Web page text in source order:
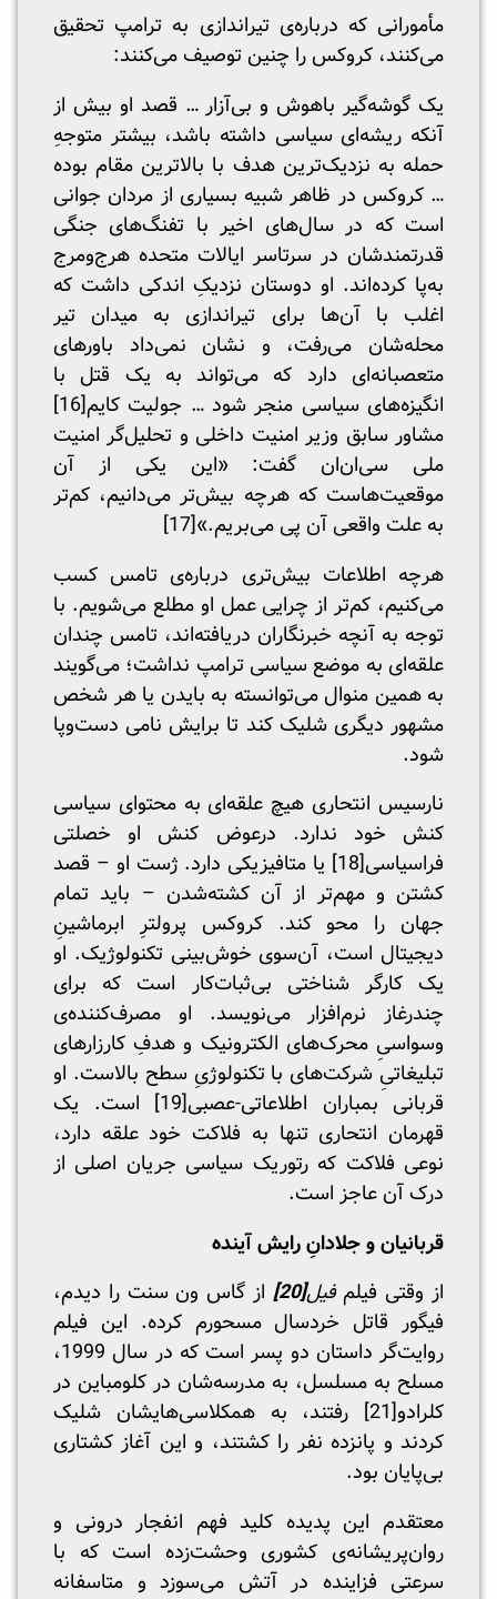
مأمورانی که درباره‌ی تیراندازی به ترامپ تحقیق
می‌کنند، کروکس را چنین توصیف می‌کنند:
یک گوشه‌گیر باهوش و بی‌آزار … قصد او بیش از
آنکه ریشه‌ای سیاسی داشته باشد، بیشتر متوجهِ
حمله به نزدیک‌ترین هدف با بالاترین مقام بوده
… کروکس در ظاهر شبیه بسیاری از مردان جوانی
است که در سال‌های اخیر با تفنگ‌های جنگی
قدرتمندشان در سرتاسر ایالات متحده هرج‌ومرج
به‌پا کرده‌اند. او دوستان نزدیکِ اندکی داشت که
اغلب با آن‌ها برای تیراندازی به میدان تیر
محله‌شان می‌رفت، و نشان نمی‌داد باورهای
متعصبانه‌ای دارد که می‌تواند به یک قتل با
انگیزه‌های سیاسی منجر شود … جولیت کایم[16]
مشاور سابق وزیر امنیت داخلی و تحلیل‌گر امنیت
ملی سی‌ان‌ان گفت: «این یکی از آن
موقعیت‌هاست که هرچه بیش‌تر می‌دانیم، کم‌تر
به علت واقعی آن پی می‌بریم.»[17]
هرچه اطلاعات بیش‌تری درباره‌ی تامس کسب
می‌کنیم، کم‌تر از چرایی عمل او مطلع می‌شویم. با
توجه به آنچه خبرنگاران دریافته‌اند، تامس چندان
علقه‌ای به موضع سیاسی ترامپ نداشت؛ می‌گویند
به همین منوال می‌توانسته به بایدن یا هر شخص
مشهور دیگری شلیک کند تا برایش نامی دست‌وپا
شود.
نارسیس انتحاری هیچ علقه‌ای به محتوای سیاسی
کنش خود ندارد. درعوض کنش او خصلتی
فراسیاسی[18]
یا متافیزیکی دارد. ژست او – قصد
کشتن و مهم‌تر از آن کشته‌شدن – باید تمام
جهان را محو کند. کروکس پرولترِ ابرماشینِ
دیجیتال است، آن‌سوی خوش‌بینی تکنولوژیک. او
یک کارگر شناختی بی‌ثبات‌کار است که برای
چندرغاز نرم‌افزار می‌نویسد. او مصرف‌کننده‌ی
وسواسیِ محرک‌های الکترونیک و هدفِ کارزارهای
تبلیغاتیِ شرکت‌های با تکنولوژیِ سطح بالاست. او
قربانی بمباران اطلاعاتی-عصبی[19]
است. یک
قهرمان انتحاری تنها به فلاکت خود علقه دارد،
نوعی فلاکت که رتوریک سیاسی جریان اصلی از
درک آن عاجز است.
قربانیان و جلادانِ رایش آینده
از وقتی فیلمفیل[20]
از گاس ون سنت را دیدم،
فیگور قاتل خردسال مسحورم کرده. این فیلم
روایت‌گر داستان دو پسر است که در سال 1999،
مسلح به مسلسل، به مدرسه‌شان در کلومباین در
کلرادو[21]
رفتند، به همکلاسی‌هایشان شلیک
کردند و پانزده نفر را کشتند، و این آغاز کشتاری
بی‌پایان بود.
معتقدم این پدیده کلید فهم انفجار درونی و
روان‌پریشانه‌ی کشوری وحشت‌زده است که با
سرعتی فزاینده در آتش می‌سوزد و متاسفانه